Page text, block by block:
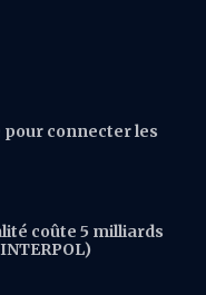
pour connecter les
coûte 5 milliards